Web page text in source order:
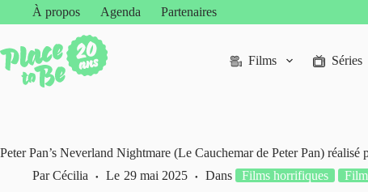
À propos Agenda Partenaires
Films Séries
Peter Pan’s Neverland Nightmare (Le Cauchemar de Peter Pan) réalisé
Par Cécilia Le 29 mai 2025 Dans Films horrifiques